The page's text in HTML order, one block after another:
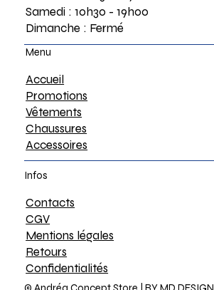
Samedi : 10h30 - 19h00
Dimanche : Fermé
Menu
Accueil
Promotions
Vêtements
Chaussures
Accessoires
Infos
Contacts
CGV
Mentions légales
Retours
Confidentialités